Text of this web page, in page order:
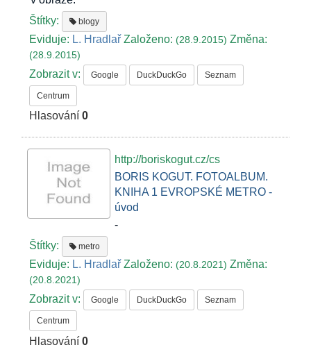
Štítky:
blogy
Eviduje: L. Hradlař Založeno:(28.9.2015)Změna:
(28.9.2015)
Zobrazit v: Google DuckDuckGo Seznam
Centrum
Hlasování0
http://boriskogut.cz/cs
BORIS KOGUT. FOTOALBUM.
KNIHA 1 EVROPSKÉ METRO -
úvod
-
Štítky:
metro
Eviduje: L. Hradlař Založeno:(20.8.2021)Změna:
(20.8.2021)
Zobrazit v: Google DuckDuckGo Seznam
Centrum
Hlasování0